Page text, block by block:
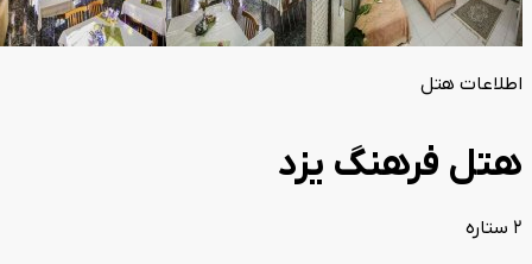
اطلاعات هتل
هتل فرهنگ یزد
2 ستاره